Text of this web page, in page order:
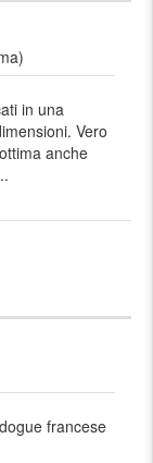
in una
Vero
anche
francese